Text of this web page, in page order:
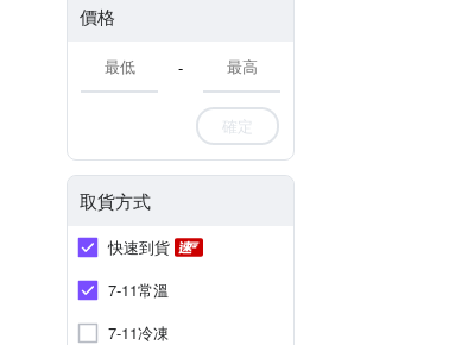
價格
-
確定
取貨方式
快速到貨
7-11常溫
7-11冷凍